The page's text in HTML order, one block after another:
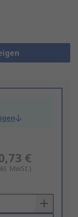
€
MwSt.)